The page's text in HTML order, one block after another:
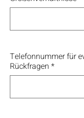
Telefonnummer für
Rückfragen *